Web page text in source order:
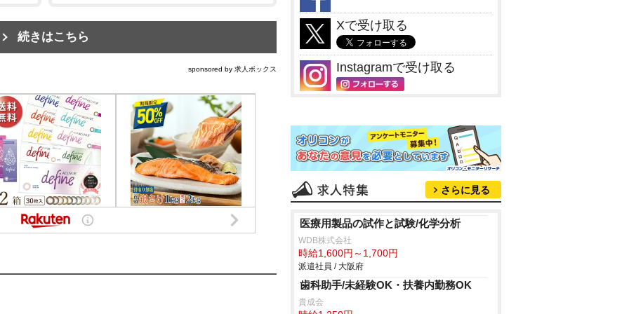
続きはこちら
sponsored by 求人ボックス
Xで受け取る
Instagramで受け取る
さらに見る
医療用製品の試作と試験/化学分析
WDB株式会社
時給1,600円～1,700円
派遣社員 / 大阪府
歯科助手/未経験OK・扶養内勤務OK
貴成会